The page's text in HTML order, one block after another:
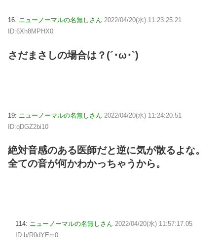
16: ニューノーマルの名無しさん 2022/04/20(水) 11:23:25.21
ID:6Xh8MPHX0
さだまさしの場合は？(´･ω･`)
19: ニューノーマルの名無しさん 2022/04/20(水) 11:24:20.51
ID:qDGZ2bi10
絶対音感のある医師だと逆に気が散るよな。
全ての音が何かわかっちゃうから。
114: ニューノーマルの名無しさん 2022/04/20(水) 11:57:17.05
ID:b/R0dYEm0